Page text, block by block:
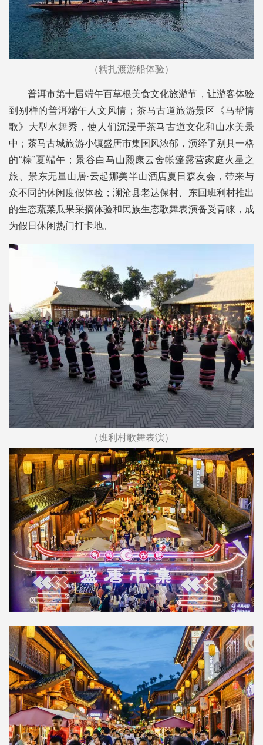
（糯扎渡游船体验）
普洱市第十届端午百草根美食文化旅游节，让游客体验
到别样的普洱端午人文风情；茶马古道旅游景区《马帮情
歌》大型水舞秀，使人们沉浸于茶马古道文化和山水美景
中；茶马古城旅游小镇盛唐市集国风浓郁，演绎了别具一格
的“粽”夏端午；景谷白马山熙康云舍帐篷露营家庭火星之
旅、景东无量山居·云起娜美半山酒店夏日森友会，带来与
众不同的休闲度假体验；澜沧县老达保村、东回班利村推出
的生态蔬菜瓜果采摘体验和民族生态歌舞表演备受青睐，成
为假日休闲热门打卡地。
（班利村歌舞表演）